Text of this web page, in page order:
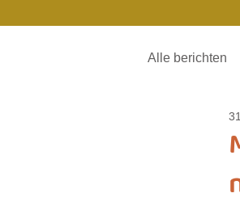
Alle berichten